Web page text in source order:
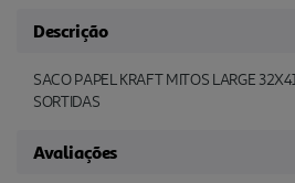
Descrição
SACO PAPEL KRAFT MITOS LARGE
SORTIDAS
Avaliações